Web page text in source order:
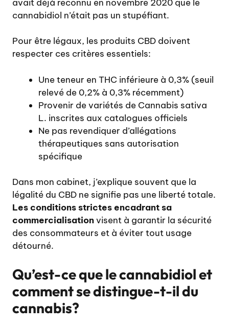
avait déjà reconnu en novembre 2020 que le
cannabidiol n’était pas un stupéfiant.
Pour être légaux, les produits CBD doivent
respecter ces critères essentiels:
Une teneur en THC inférieure à 0,3% (seuil
relevé de 0,2% à 0,3% récemment)
Provenir de variétés de Cannabis sativa
L. inscrites aux catalogues officiels
Ne pas revendiquer d’allégations
thérapeutiques sans autorisation
spécifique
Dans mon cabinet, j’explique souvent que la
légalité du CBD ne signifie pas une liberté totale.
Les conditions strictes encadrant sa
commercialisationvisent à garantir la sécurité
des consommateurs et à éviter tout usage
détourné.
Qu’est-ce que le cannabidiol et
comment se distingue-t-il du
cannabis?